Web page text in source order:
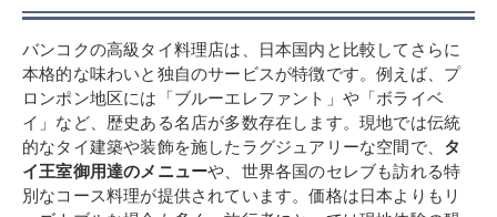
バンコクの高級タイ料理店は、日本国内と比較してさらに
本格的な味わいと独自のサービスが特徴です。例えば、プ
ロンポン地区には「ブルーエレファント」や「ボライベ
イ」など、歴史ある名店が多数存在します。現地では伝統
的なタイ建築や装飾を施したラグジュアリーな空間で、 タ
イ王室御用達のメニューや、世界各国のセレブも訪れる特
別なコース料理が提供されています。価格は日本よりもリ